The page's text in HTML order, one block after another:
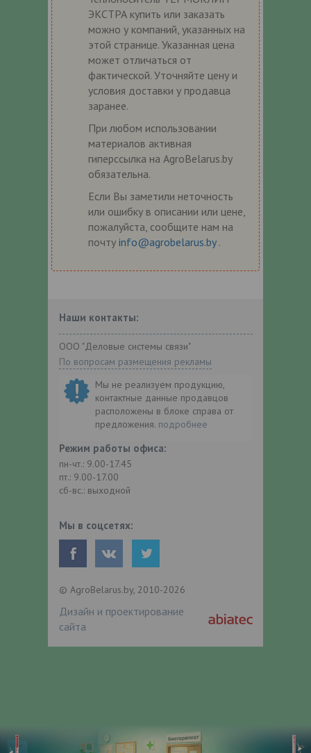
ЭКСТРА купить или заказать
можно у компаний, указанных на
этой странице. Указанная цена
может отличаться от
фактической. Уточняйте цену и
условия доставки у продавца
заранее.
При любом использовании
материалов активная
гиперссылка на AgroBelarus.by
обязательна.
Если Вы заметили неточность
или ошибку в описании или цене,
пожалуйста, сообщите нам на
почту info@agrobelarus.by .
Наши контакты:
ООО "Деловые системы связи"
По вопросам размещения рекламы
Мы не реализуем продукцию,
контактные данные продавцов
расположены в блоке справа от
предложения. подробнее
Режим работы офиса:
пн-чт.: 9.00-17.45
пт.: 9.00-17.00
сб-вс.: выходной
Мы в соцсетях:
© AgroBelarus.by, 2010-2026
Дизайн и проектирование
сайта